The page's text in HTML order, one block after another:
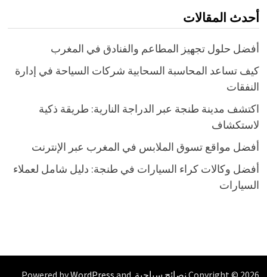
أحدث المقالات
أفضل حلول تجهيز المطاعم والفنادق في المغرب
كيف تساعد المحاسبة السحابية شركات السياحة في إدارة
النفقات
اكتشف مدينة طنجة عبر الدراجة النارية: طريقة ذكية
لاستكشاف
أفضل مواقع تسوق الملابس في المغرب عبر الإنترنت
أفضل وكالات كراء السيارات في طنجة: دليل شامل لعملاء
السيارات